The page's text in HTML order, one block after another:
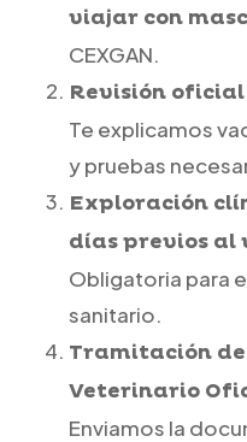
viajar con
CEXGAN.
Revisión
Te explicamos
y pruebas
Exploración
días previos al
Obligatoria para
sanitario.
Tramitación
Veterinario
Enviamos la